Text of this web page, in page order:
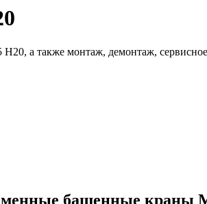
а также монтаж, демонтаж,
башенные